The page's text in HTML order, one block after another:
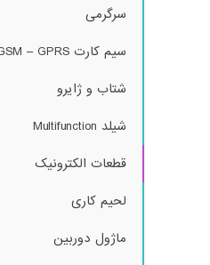
سرگرمی
سیم کارت GSM – GPRS
شتاب و ژایرو
شیلد Multifunction
قطعات الکترونیک
لحیم کاری
ماژول دوربین